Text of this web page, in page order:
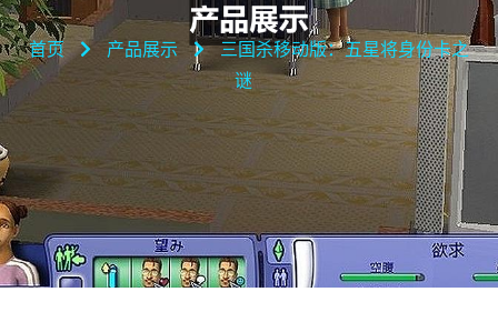
首页 产品展示
三国杀移动版：五星将身份卡之
谜